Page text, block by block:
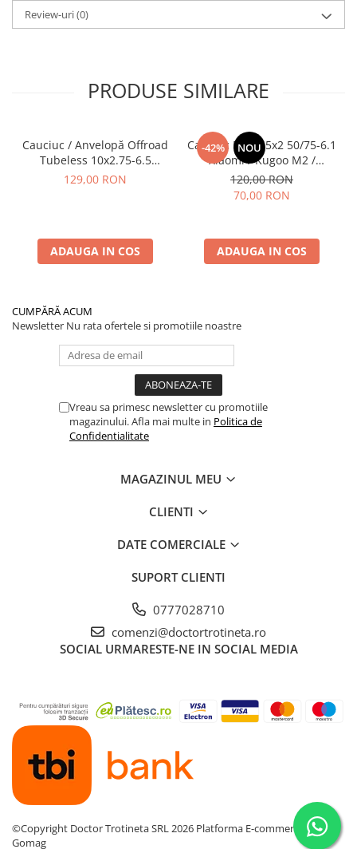
Review-uri(0)
PRODUSE SIMILARE
Cauciuc / Anvelopă Offroad
Tubeless 10x2.75-6.5
KuKirin G2/G2 Master 2025
129,00 RON
ADAUGA IN COS
-42% NOU
Cauciuc Plin 8.5x2 50/75-6.1
Xiaomi / Kugoo M2 /
Ducati/Evergreen/Motus/
120,00 RON
70,00 RON
ADAUGA IN COS
CUMPĂRĂ ACUM
Newsletter Nu rata ofertele si promotiile noastre
Vreau sa primesc newsletter cu promotiile
magazinului. Afla mai multe in Politica de
Confidentialitate
MAGAZINUL MEU
CLIENTI
DATE COMERCIALE
SUPORT CLIENTI
0777028710
comenzi@doctortrotineta.ro
SOCIAL URMARESTE-NE IN SOCIAL MEDIA
©Copyright Doctor Trotineta SRL 2026 Platforma E-commerce by
Gomag